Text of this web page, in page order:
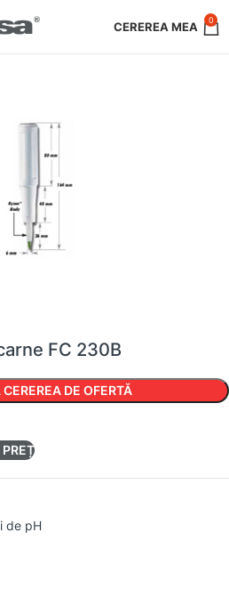
0
FC 230B
DE OFERTĂ
de pH